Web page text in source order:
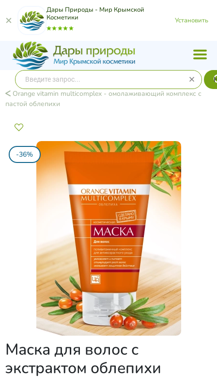
Дары Природы - Мир Крымской
Косметики
Установить
Orange vitamin multicomplex - омолаживающий комплекс с
пастой облепихи
-36%
Маска для волос с
экстрактом облепихи